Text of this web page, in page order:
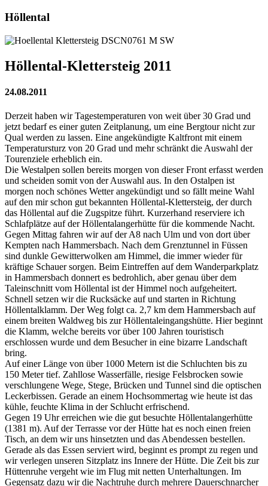
Höllental
Höllental-Klettersteig 2011
24.08.2011
Derzeit haben wir Tagestemperaturen von weit über 30 Grad und
jetzt bedarf es einer guten Zeitplanung, um eine Bergtour nicht zur
Qual werden zu lassen. Eine angekündigte Kaltfront mit einem
Temperatursturz von 20 Grad und mehr schränkt die Auswahl der
Tourenziele erheblich ein.
Die Westalpen sollen bereits morgen von dieser Front erfasst werden
und scheiden somit von der Auswahl aus. In den Ostalpen ist
morgen noch schönes Wetter angekündigt und so fällt meine Wahl
auf den mir schon gut bekannten Höllental-Klettersteig, der durch
das Höllental auf die Zugspitze führt. Kurzerhand reserviere ich
Schlafplätze auf der Höllentalangerhütte für die kommende Nacht.
Gegen Mittag fahren wir auf der A8 nach Ulm und von dort über
Kempten nach Hammersbach. Nach dem Grenztunnel in Füssen
sind dunkle Gewitterwolken am Himmel, die immer wieder für
kräftige Schauer sorgen. Beim Eintreffen auf dem Wanderparkplatz
in Hammersbach donnert es bedrohlich, aber genau über dem
Taleinschnitt vom Höllental ist der Himmel noch aufgeheitert.
Schnell setzen wir die Rucksäcke auf und starten in Richtung
Höllentalklamm. Der Weg folgt ca. 2,7 km dem Hammersbach auf
einem breiten Waldweg bis zur Höllentaleingangshütte. Hier beginnt
die Klamm, welche bereits vor über 100 Jahren touristisch
erschlossen wurde und dem Besucher in eine bizarre Landschaft
bring.
Auf einer Länge von über 1000 Metern ist die Schluchten bis zu
150 Meter tief. Zahllose Wasserfälle, riesige Felsbrocken sowie
verschlungene Wege, Stege, Brücken und Tunnel sind die optischen
Leckerbissen. Gerade an einem Hochsommertag wie heute ist das
kühle, feuchte Klima in der Schlucht erfrischend.
Gegen 19 Uhr erreichen wie die gut besuchte Höllentalangerhütte
(1381 m). Auf der Terrasse vor der Hütte hat es noch einen freien
Tisch, an dem wir uns hinsetzten und das Abendessen bestellen.
Gerade als das Essen serviert wird, beginnt es prompt zu regen und
wir verlegen unseren Sitzplatz ins Innere der Hütte. Die Zeit bis zur
Hüttenruhe vergeht wie im Flug mit netten Unterhaltungen. Im
Gegensatz dazu wir die Nachtruhe durch mehrere Dauerschnarcher